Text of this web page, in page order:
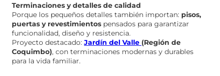
Terminaciones y detalles de calidad
Porque los pequeños detalles también importan: pisos,
puertas y revestimientos pensados para garantizar
funcionalidad, diseño y resistencia.
Proyecto destacado: Jardín del Valle (Región de
Coquimbo), con terminaciones modernas y durables
para la vida familiar.